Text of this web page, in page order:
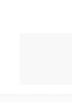
进行大修。我们